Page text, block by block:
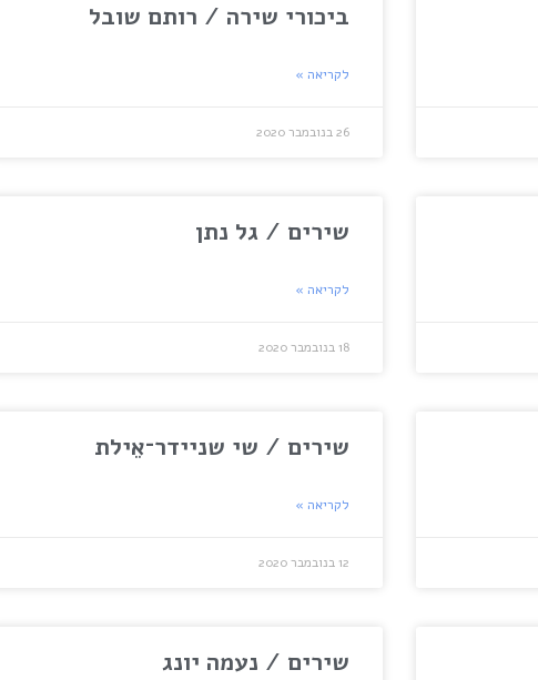
ביכורי שירה / רותם שובל
לקריאה »
26 בנובמבר 2020
שירים / גל נתן
לקריאה »
18 בנובמבר 2020
שירים / שי שניידר־אֵילת
לקריאה »
12 בנובמבר 2020
שירים / נעמה יונג